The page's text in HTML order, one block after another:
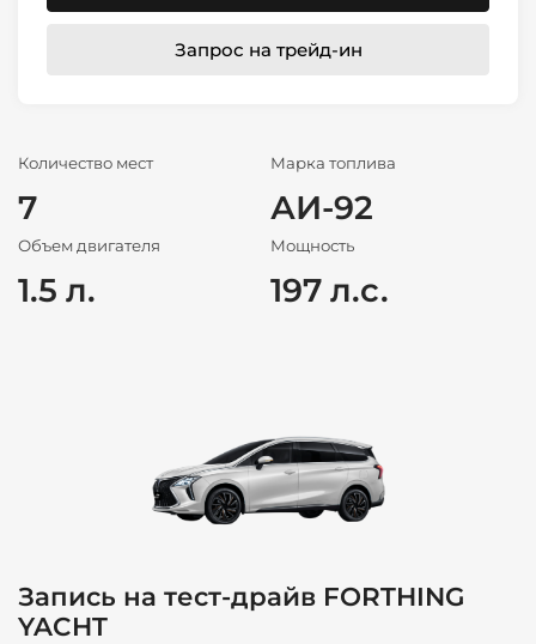
Запрос на трейд-ин
Количество мест
7
Марка топлива
АИ-92
Объем двигателя
1.5 л.
Мощность
197 л.с.
Запись на тест-драйв FORTHING
YACHT